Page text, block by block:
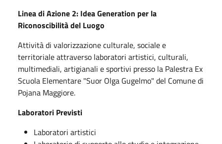
Linea di Azione 2: Idea Generation per la
Riconoscibilità del Luogo
Attività di valorizzazione culturale, sociale e
territoriale attraverso laboratori artistici, culturali,
multimediali, artigianali e sportivi presso la Palestra Ex
Scuola Elementare "Suor Olga Gugelmo" del Comune di
Pojana Maggiore.
Laboratori Previsti
Laboratori artistici